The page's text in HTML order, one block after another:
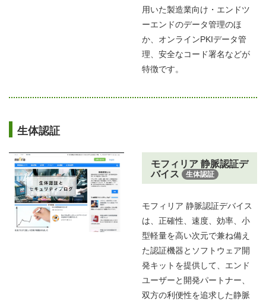
用いた製造業向け・エンドツ
ーエンドのデータ管理のほ
か、オンラインPKIデータ管
理、安全なコード署名などが
特徴です。
生体認証
モフィリア 静脈認証デ
バイス
生体認証
モフィリア 静脈認証デバイス
は、正確性、速度、効率、小
型軽量を高い次元で兼ね備え
た認証機器とソフトウェア開
発キットを提供して、エンド
ユーザーと開発パートナー、
双方の利便性を追求した静脈